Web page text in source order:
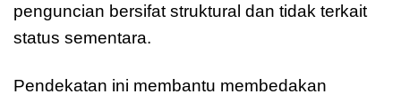
penguncian bersifat struktural dan tidak terkait
status sementara.
Pendekatan ini membantu membedakan